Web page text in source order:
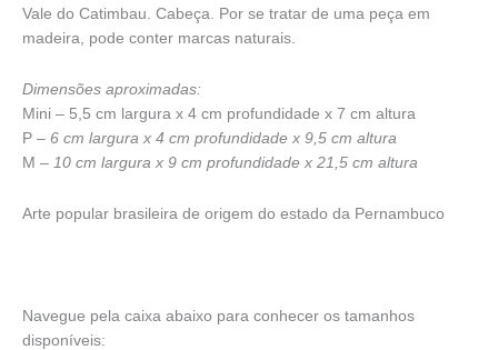
R$ 65,00
através
Vale do Catimbau. Cabeça. Por se tratar de uma peça em
madeira, pode conter marcas naturais.
Dimensões aproximadas:
Mini – 5,5 cm largura x 4 cm profundidade x 7 cm altura
P – 6 cm largura x 4 cm profundidade x 9,5 cm altura
M – 10 cm largura x 9 cm profundidade x 21,5 cm altura
Arte popular brasileira de origem do estado da Pernambuco
Navegue pela caixa abaixo para conhecer os tamanhos
disponíveis: